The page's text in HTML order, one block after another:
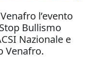
l’evento
Bullismo
Nazionale e
Venafro.